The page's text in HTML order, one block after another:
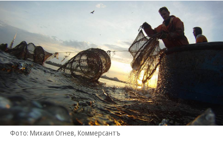
Фото: Михаил Огнев, Коммерсантъ